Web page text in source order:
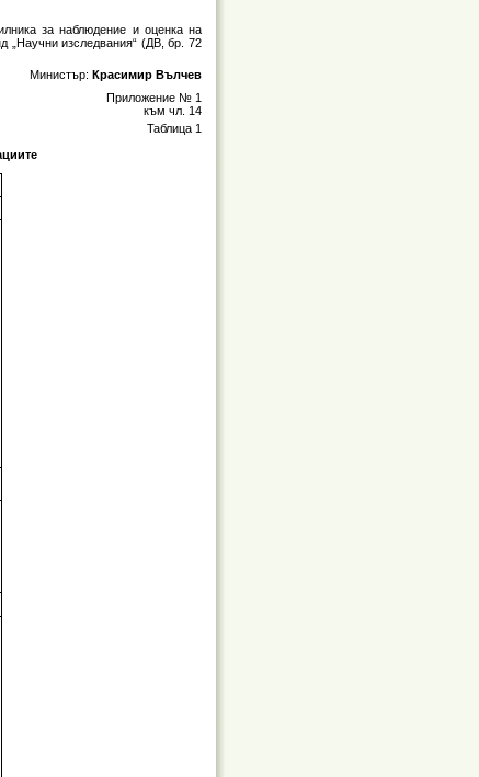
за наблюдение и оценка на
„Научни изследвания“ (ДВ, бр. 72
Министър: Красимир Вълчев
Приложение № 1
към чл. 14
Таблица 1